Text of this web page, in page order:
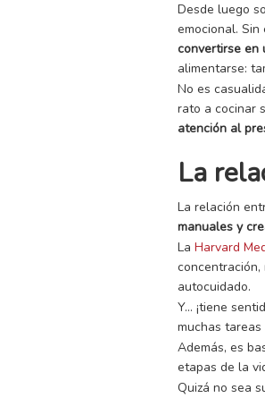
Desde luego
emocional.
convertirse en
alimentarse:
No es
rato a cocinar
atención al
La
La relación
manuales y
LaHarvard
autocuidado.
Y… ¡tiene
muchas
Además, es
etapas de la
Quizá no sea